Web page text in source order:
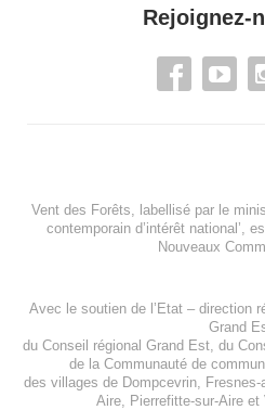
Rejoignez-
Vent des Forêts, labellisé par le
contemporain d’intérêt national’,
Nouveaux
Avec le soutien de l’Etat – direction
Grand
du Conseil régional Grand Est, du
de la Communauté de
des villages de Dompcevrin Fresnes-
Aire, Pierrefitte-sur-Aireet